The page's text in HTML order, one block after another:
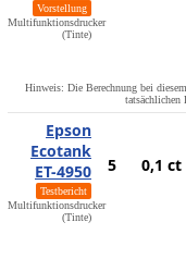
Vorstellung
Multifunktionsdrucker
(Tinte)
Hinweis: Die Berechnung bei diesem
tatsächlichen
Epson
Ecotank
ET-4950
Testbericht
Multifunktionsdrucker
(Tinte)
5 0,1 ct